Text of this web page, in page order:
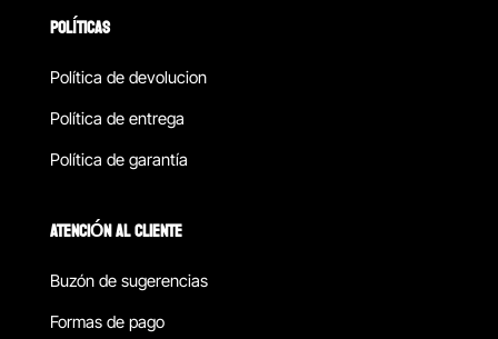
POLÍTICAS
Política de devolucion
Política de entrega
Política de garantía
ATENCIÓN AL CLIENTE
Buzón de sugerencias
Formas de pago